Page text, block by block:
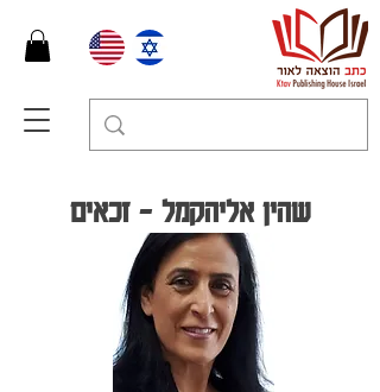
שהין אליהקמל - זכאים